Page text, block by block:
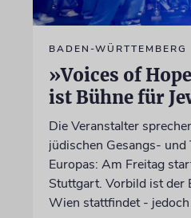
BADEN-WÜRTTEMBERG
»Voices of
ist Bühne für
Die Veranstalter
jüdischen Gesangs-
Europas: Am Freitag
Stuttgart. Vorbild ist der
Wien stattfindet -